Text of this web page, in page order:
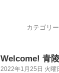
カテゴリ
Welcome! 青
2022年1月25日 火曜